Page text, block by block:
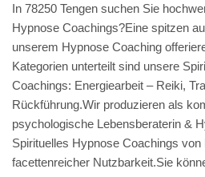
In 78250 Tengen suchen Sie
Hypnose Coachings?Eine spitzen
unserem Hypnose Coaching
Kategorien unterteilt sind unsere
Coachings: Energiearbeit – Reiki,
Rückführung.Wir produzieren als
psychologische Lebensberaterin &
Spirituelles Hypnose Coachings
facettenreicher Nutzbarkeit.Sie